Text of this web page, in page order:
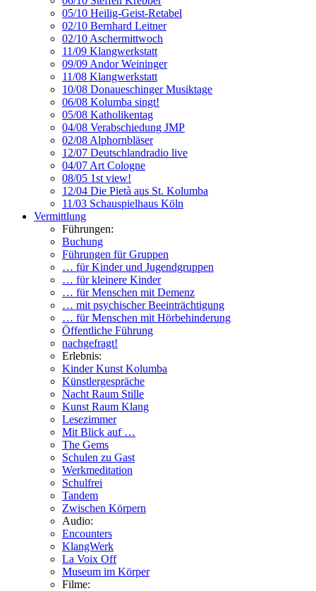
05/10 Heilig-Geist-Retabel
02/10 Bernhard Leitner
02/10 Aschermittwoch
11/09 Klangwerkstatt
09/09 Andor Weininger
11/08 Klangwerkstatt
10/08 Donaueschinger Musiktage
06/08 Kolumba singt!
05/08 Katholikentag
04/08 Verabschiedung JMP
02/08 Alphornbläser
12/07 Deutschlandradio live
04/07 Art Cologne
08/05 1st view!
12/04 Die Pietà aus St. Kolumba
11/03 Schauspielhaus Köln
Vermittlung
Führungen:
Buchung
Führungen für Gruppen
… für Kinder und Jugendgruppen
… für kleinere Kinder
… für Menschen mit Demenz
… mit psychischer Beeinträchtigung
… für Menschen mit Hörbehinderung
Öffentliche Führung
nachgefragt!
Erlebnis:
Kinder Kunst Kolumba
Künstlergespräche
Nacht Raum Stille
Kunst Raum Klang
Lesezimmer
Mit Blick auf …
The Gems
Schulen zu Gast
Werkmeditation
Schulfrei
Tandem
Zwischen Körpern
Audio:
Encounters
KlangWerk
La Voix Off
Museum im Körper
Filme: